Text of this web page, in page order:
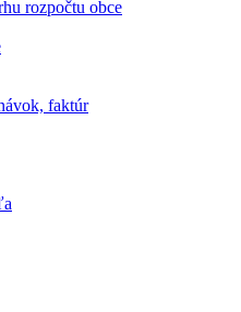
rozpočtu obce
faktúr